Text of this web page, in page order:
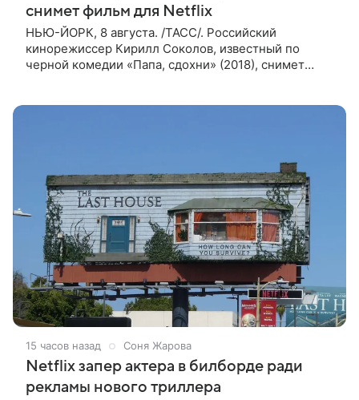
снимет фильм для Netflix
НЬЮ-ЙОРК, 8 августа. /ТАСС/. Российский
кинорежиссер Кирилл Соколов, известный по
черной комедии «Папа, сдохни» (2018), снимет
15 часов назад Соня Жарова
Netflix запер актера в билборде ради
рекламы нового триллера